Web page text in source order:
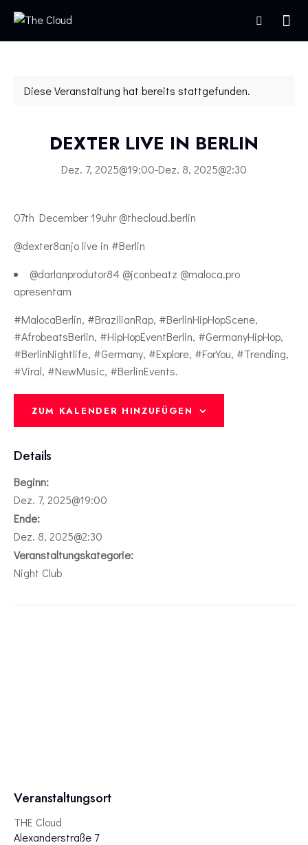
Diese Veranstaltung hat bereits stattgefunden.
DEXTER LIVE IN BERLIN
Dez. 7, 2025@19:00-Dez. 8, 2025@2:30
07th December 19uhr @thecloud.berlin
@dexter8anjo live in #Berlin
@darlanprodutor84 @jconbeatz @maloca.pro
apresentam
#MalocaBerlin, #BrazilianRap, #BerlinHipHopScene,
#AfrobeatsBerlin, #HipHopEventBerlin, #GermanyHipHop,
#BerlinNightlife, #Germany, #Explore, #ForYou, #Trending,
#Viral, #NewMusic, #BerlinEvents.
ZUM KALENDER HINZUFÜGEN
Details
Beginn:
Dez. 7, 2025@19:00
Ende:
Dez. 8, 2025@2:30
Veranstaltungskategorie:
Night Club
Veranstaltungsort
THE Cloud
Alexanderstraße 7